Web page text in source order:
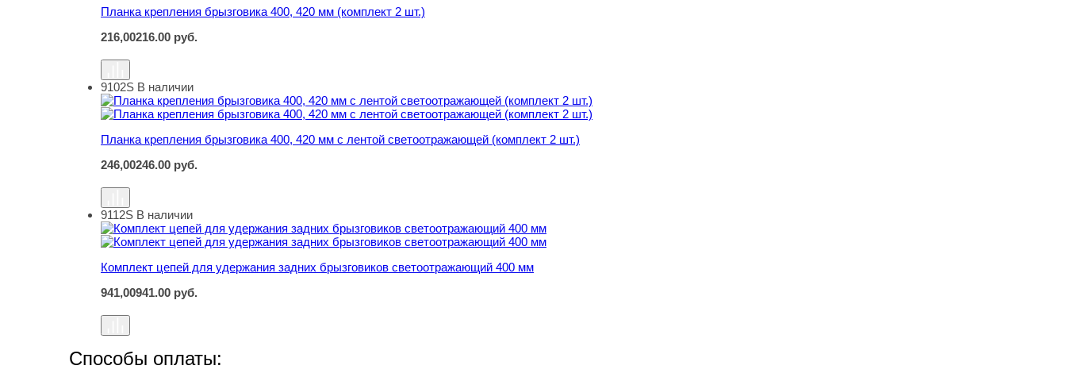
Планка крепления брызговика 400, 420 мм (комплект 2 шт.)
216,00216.00 руб.
Планка крепления брызговика 400, 420 мм с лентой светоотражающей (комплект 2 шт.)
9102S В наличии
Планка крепления брызговика 400, 420 мм с лентой светоотражающей (комплект 2 шт.)
246,00246.00 руб.
Комплект цепей для удержания задних брызговиков светоотражающий 400 мм
9112S В наличии
Комплект цепей для удержания задних брызговиков светоотражающий 400 мм
941,00941.00 руб.
Способы оплаты: